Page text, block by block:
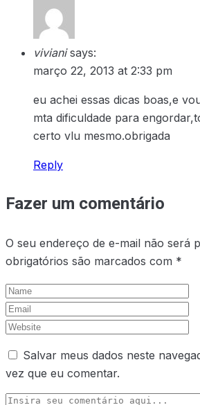
viviani says:
março 22, 2013 at 2:33 pm
eu achei essas dicas boas,e
mta dificuldade para
certo vlu mesmo.obrigada
Reply
Fazer um comentário
O seu endereço de e-mail não será
obrigatórios são marcados com *
Salvar meus dados neste
vez que eu comentar.